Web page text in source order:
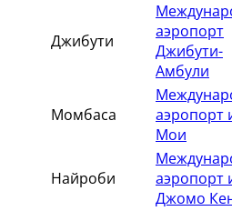
Джибути
аэропорт
Джибути-
Амбули
Момбаса
аэропорт
Мои
Найроби
аэропорт
Джомо